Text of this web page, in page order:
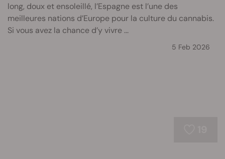
long, doux et ensoleillé, l’Espagne est l’une des
meilleures nations d’Europe pour la culture du cannabis.
Si vous avez la chance d’y vivre ...
5 Feb 2026